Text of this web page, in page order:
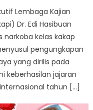
Lembaga Kajian
Dr. Edi Hasibuan
narkoba kelas kakap
pengungkapan
yang dirilis pada
keberhasilan jajaran
tahun […]